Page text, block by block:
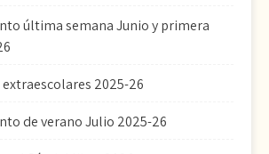
última semana Junio y primera
2025-26
de verano Julio 2025-26